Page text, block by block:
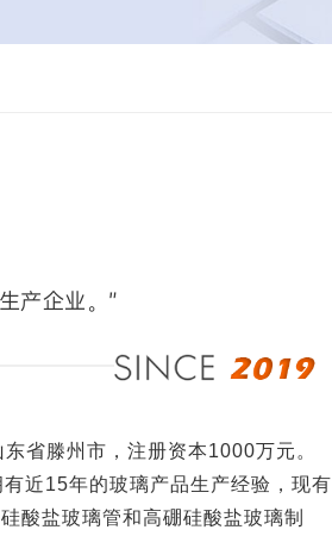
产企业。”
省滕州市，注册资本1000万元。
近15年的玻璃产品生产经验，现有
酸盐玻璃管和高硼硅酸盐玻璃制